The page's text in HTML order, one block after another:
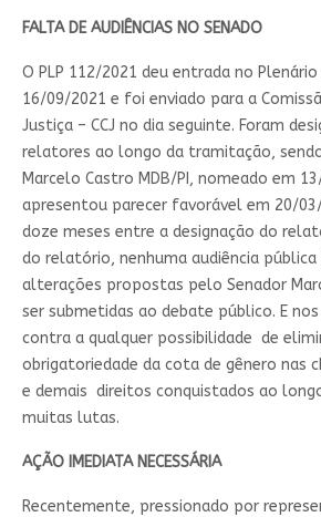
FALTA DE AUDIÊNCIAS NO SENADO
O PLP 112/2021 deu entrada no
16/09/2021 e foi enviado para a
Justiça – CCJ no dia seguinte. Foram
relatores ao longo da tramitação,
Marcelo Castro MDB/PI, nomeado em
apresentou parecer favorável em 20/03/
doze meses entre a designação do
do relatório, nenhuma audiência pública
alterações propostas pelo Senador
ser submetidas ao debate público. E
contra a qualquer possibilidade de
obrigatoriedade da cota de gênero nas
e demais direitos conquistados ao
muitas lutas.
AÇÃO IMEDIATA NECESSÁRIA
Recentemente, pressionado por